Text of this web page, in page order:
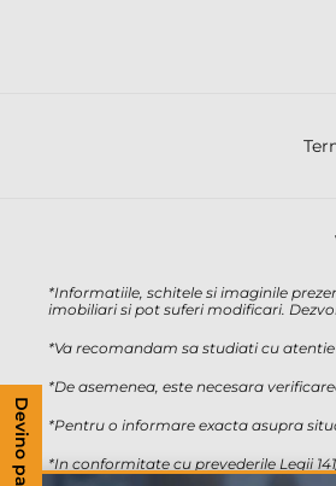
*Informatiile, schitele si imaginile
imobiliari si pot suferi modificari.
*Va recomandam sa studiati cu
*De asemenea, este necesara
*Pentru o informare exacta asupra
*In conformitate cu prevederile Legii
privind Codul Fiscal, incepand cu data